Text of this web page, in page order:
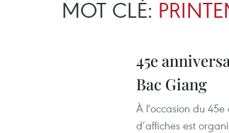
MOT CLÉ:
45e
Bac Giang
À l'occasion du
d’affiches est